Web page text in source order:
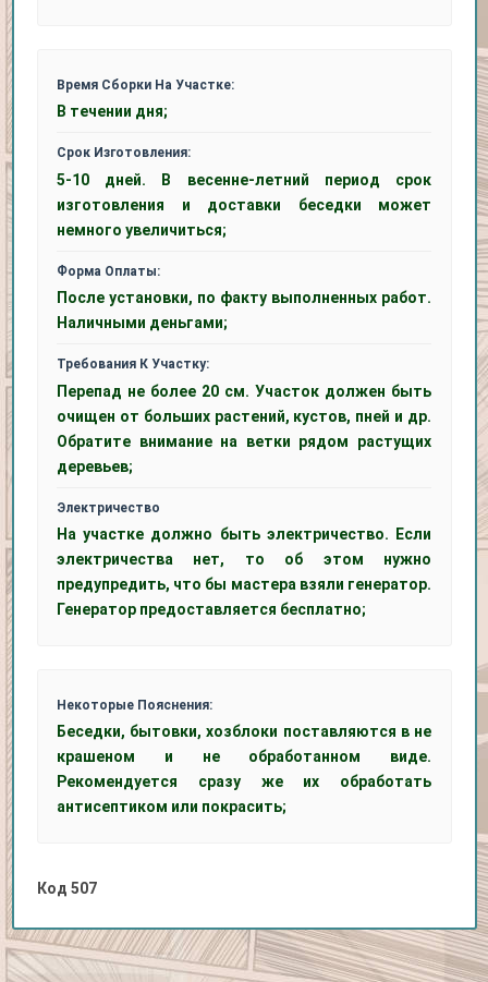
Время Сборки На Участке:
В течении дня;
Срок Изготовления:
5-10 дней. В весенне-летний период срок
изготовления и доставки беседки может
немного увеличиться;
Форма Оплаты:
После установки, по факту выполненных работ.
Наличными деньгами;
Требования К Участку:
Перепад не более 20 см. Участок должен быть
очищен от больших растений, кустов, пней и др.
Обратите внимание на ветки рядом растущих
деревьев;
Электричество
На участке должно быть электричество. Если
электричества нет, то об этом нужно
предупредить, что бы мастера взяли генератор.
Генератор предоставляется бесплатно;
Некоторые Пояснения:
Беседки, бытовки, хозблоки поставляются в не
крашеном и не обработанном виде.
Рекомендуется сразу же их обработать
антисептиком или покрасить;
Код 507